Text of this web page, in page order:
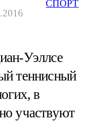
СПОРТ
Уэллсе
теннисный
в
участвуют